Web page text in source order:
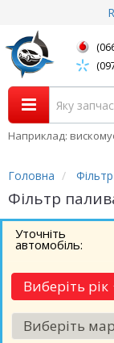
Наприклад:
Головна
Фільтр
Уточніть
автомобіль:
Виберіть рік
Виберіть